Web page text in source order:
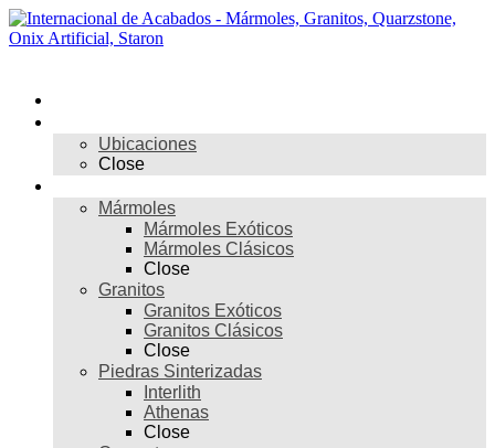
Skip
to
Ubicaciones
Close
Mármoles
Mármoles Exóticos
Mármoles Clásicos
Close
Granitos
Granitos Exóticos
Granitos Clásicos
Close
Piedras Sinterizadas
Interlith
Athenas
Close